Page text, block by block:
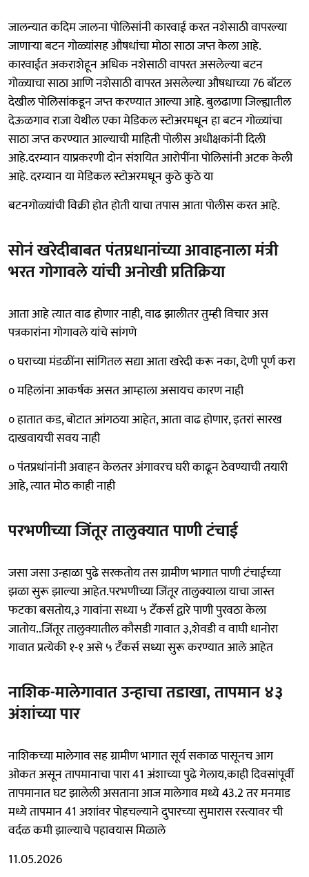
जालन्यात कदिम जालना पोलिसांनी कारवाई करत नशेसाठी वापरल्या
जाणाऱ्या बटन गोळ्यांसह औषधांचा मोठा साठा जप्त केला आहे.
कारवाईत अकराशेहून अधिक नशेसाठी वापरत असलेल्या बटन
गोळ्याचा साठा आणि नशेसाठी वापरत असलेल्या औषधाच्या 76 बॉटल
देखील पोलिसांकडून जप्त करण्यात आल्या आहे. बुलढाणा जिल्ह्यातील
देऊळगाव राजा येथील एका मेडिकल स्टोअरमधून हा बटन गोळ्यांचा
साठा जप्त करण्यात आल्याची माहिती पोलीस अधीक्षकांनी दिली
आहे.दरम्यान याप्रकरणी दोन संशयित आरोपींना पोलिसांनी अटक केली
आहे. दरम्यान या मेडिकल स्टोअरमधून कुठे कुठे या
बटनगोळ्यांची विक्री होत होती याचा तपास आता पोलीस करत आहे.
सोनं खरेदीबाबत पंतप्रधानांच्या आवाहनाला मंत्री
भरत गोगावले यांची अनोखी प्रतिक्रिया
आता आहे त्यात वाढ होणार नाही, वाढ झालीतर तुम्ही विचार अस
पत्रकारांना गोगावले यांचे सांगणे
० घराच्या मंडळींना सांगितल सद्या आता खरेदी करू नका, देणी पूर्ण करा
० महिलांना आकर्षक असत आम्हाला असायच कारण नाही
० हातात कड, बोटात आंगठया आहेत, आता वाढ होणार, इतरां सारख
दाखवायची सवय नाही
० पंतप्रधांनांनी अवाहन केलतर अंगावरच घरी काढून ठेवण्याची तयारी
आहे, त्यात मोठ काही नाही
परभणीच्या जिंतूर तालुक्यात पाणी टंचाई
जसा जसा उन्हाळा पुढे सरकतोय तस ग्रामीण भागात पाणी टंचाईच्या
झळा सुरू झाल्या आहेत.परभणीच्या जिंतूर तालुक्याला याचा जास्त
फटका बसतोय,३ गावांना सध्या ५ टँकर्स द्वारे पाणी पुरवठा केला
जातोय..जिंतूर तालुक्यातील कौसडी गावात ३,शेवडी व वाघी धानोरा
गावात प्रत्येकी १-१ असे ५ टँकर्स सध्या सुरू करण्यात आले आहेत
नाशिक-मालेगावात उन्हाचा तडाखा, तापमान ४३
अंशांच्या पार
नाशिकच्या मालेगाव सह ग्रामीण भागात सूर्य सकाळ पासूनच आग
ओकत असून तापमानाचा पारा 41 अंशाच्या पुढे गेलाय,काही दिवसांपूर्वी
तापमानात घट झालेली असताना आज मालेगाव मध्ये 43.2 तर मनमाड
मध्ये तापमान 41 अशांवर पोहचल्याने दुपारच्या सुमारास रस्त्यावर ची
वर्दळ कमी झाल्याचे पहावयास मिळाले
11.05.2026